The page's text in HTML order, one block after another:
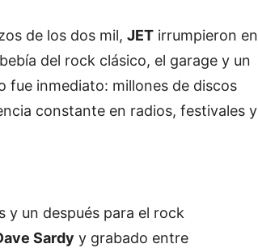
de los dos mil, JET irrumpieron en
del rock clásico, el garage y un
fue inmediato: millones de discos
constante en radios, festivales y
y un después para el rock
Sardy y grabado entre